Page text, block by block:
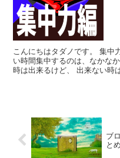
こんにちはタダノです。 集中力ってどうしても持続しない・・・ 長
い時間集中するのは、なかなか出来ません。
時は出来るけど、 出来ない時は出来ない。 出
ブ
とめ